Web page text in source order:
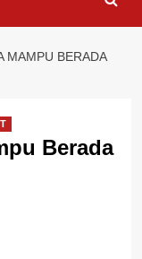
MAMPU BERADA
Berada